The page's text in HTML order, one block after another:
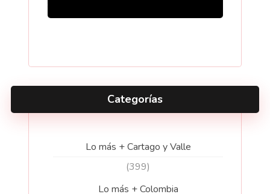
Categorías
Lo más + Cartago y Valle
(399)
Lo más + Colombia